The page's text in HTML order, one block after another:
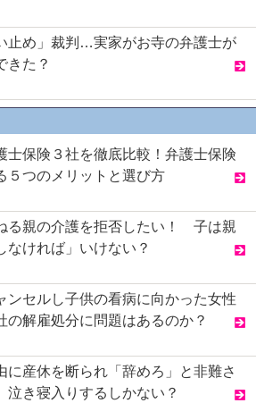
止め」裁判…実家がお寺の弁護士が
きた？
士保険３社を徹底比較！弁護士保険
５つのメリットと選び方
る親の介護を拒否したい！ 子は親
なければ」いけない？
ンセルし子供の看病に向かった女性
解雇処分に問題はあるのか？
に産休を断られ「辞めろ」と非難さ
き寝入りするしかない？